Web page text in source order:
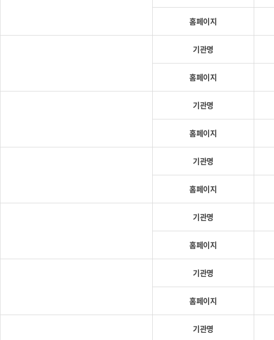
홈페이지
기관명
홈페이지
기관명
홈페이지
기관명
홈페이지
기관명
홈페이지
기관명
홈페이지
기관명